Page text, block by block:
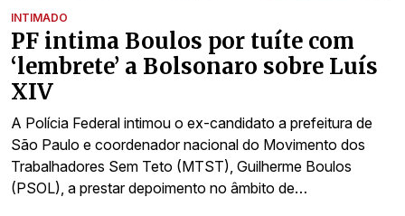
INTIMADO
PF intima Boulos por tuíte com
‘lembrete’ a Bolsonaro sobre Luís
XIV
A Polícia Federal intimou o ex-candidato a prefeitura de
São Paulo e coordenador nacional do Movimento dos
Trabalhadores Sem Teto (MTST), Guilherme Boulos
(PSOL), a prestar depoimento no âmbito de…